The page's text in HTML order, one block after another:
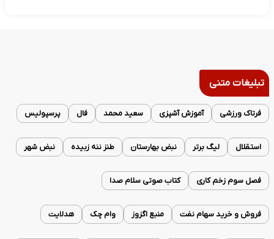
تبلیغات متنی
فرتاک ورزشی آموزش آشپزی سعید محمد فال پرسپولیس
استقلال لیگ برتر نبض بهارستان طنز ننه زبیده نبض شهر
فصل سوم زخم کاری کتاب صوتی سلام صدا
فروش و خرید سهام نفت منبع اگزوز وام چک هدلایت